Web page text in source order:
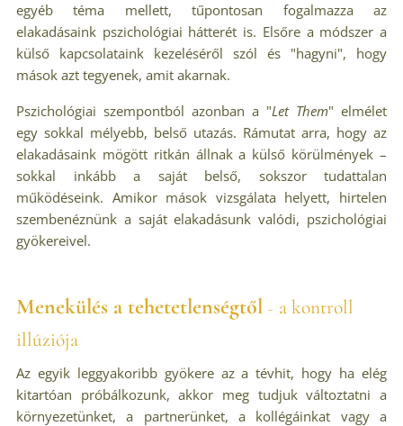
egyéb téma mellett, tűpontosan fogalmazza az
elakadásaink pszichológiai hátterét is. Elsőre a módszer a
külső kapcsolataink kezeléséről szól és "hagyni", hogy
mások azt tegyenek, amit akarnak.
Pszichológiai szempontból azonban a "Let Them" elmélet
egy sokkal mélyebb, belső utazás. Rámutat arra, hogy az
elakadásaink mögött ritkán állnak a külső körülmények –
sokkal inkább a saját belső, sokszor tudattalan
működéseink. Amikor mások vizsgálata helyett, hirtelen
szembenéznünk a saját elakadásunk valódi, pszichológiai
gyökereivel.
Menekülés a tehetetlenségtől - a kontroll
illúziója
Az egyik leggyakoribb gyökere az a tévhit, hogy ha elég
kitartóan próbálkozunk, akkor meg tudjuk változtatni a
környezetünket, a partnerünket, a kollégáinkat vagy a